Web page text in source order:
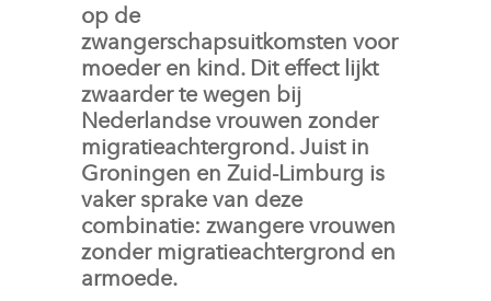
op de
zwangerschapsuitkomsten voor
moeder en kind. Dit effect lijkt
zwaarder te wegen bij
Nederlandse vrouwen zonder
migratieachtergrond. Juist in
Groningen en Zuid-Limburg is
vaker sprake van deze
combinatie: zwangere vrouwen
zonder migratieachtergrond en
armoede.